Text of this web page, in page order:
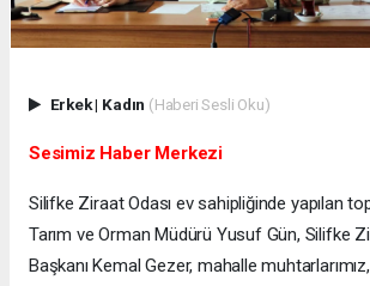
Erkek| Kadın (Haberi Sesli Oku)
Sesimiz Haber Merkezi
Silifke Ziraat Odası ev sahipliğinde yapılan
Tarım ve Orman Müdürü Yusuf Gün, Silifke
Başkanı Kemal Gezer, mahalle